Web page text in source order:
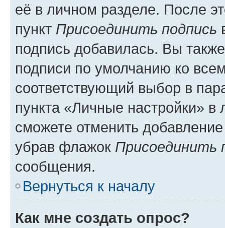
её в личном разделе. После
пункт Присоединить подпись
подпись добавилась. Вы
подписи по умолчанию ко
соответствующий выбор в
пункта «Личные настройки»
сможете отменить
убрав флажок Присоединить
сообщения.
Вернуться к началу
Как мне создать опрос?